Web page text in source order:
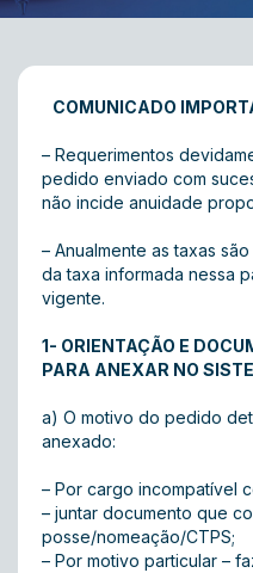
COMUNICADO
– Requerimentos
pedido enviado com
não incide anuidade
– Anualmente as taxas
da taxa informada nessa
vigente.
1- ORIENTAÇÃO E
PARA ANEXAR NO
a) O motivo do pedido
anexado:
– Por cargo incompatível
– juntar documento que
posse/nomeação/CTPS;
– Por motivo particular –